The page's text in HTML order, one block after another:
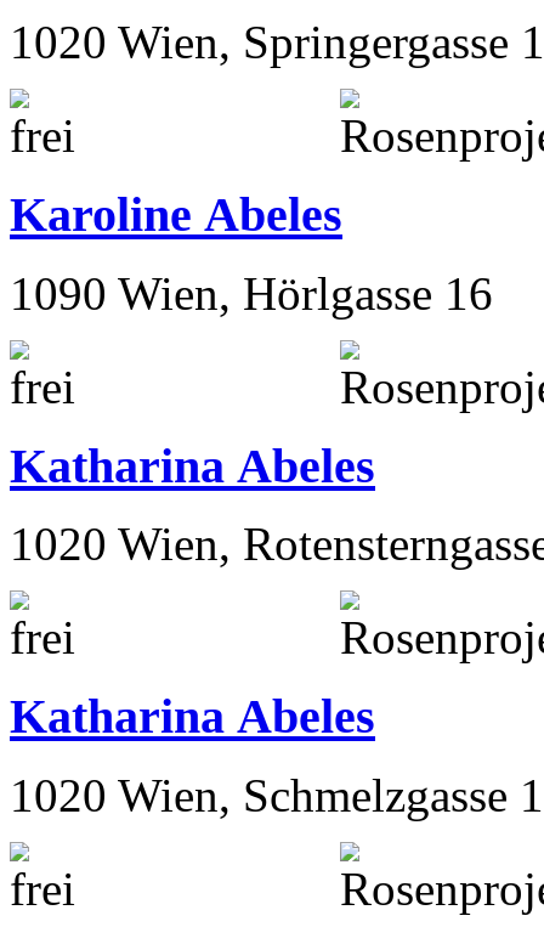
1020 Wien, Springergasse
Karoline Abeles
1090 Wien, Hörlgasse 16
Katharina Abeles
1020 Wien,
Katharina Abeles
1020 Wien, Schmelzgasse